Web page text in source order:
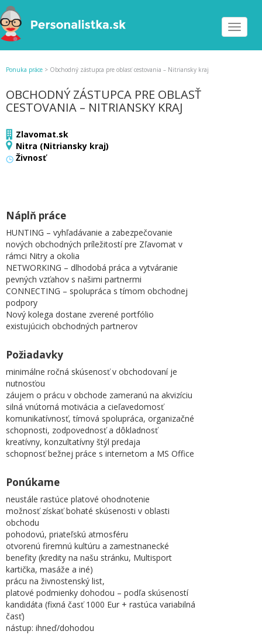
Toggle
Ponuka práce > Obchodný zástupca pre oblasť cestovania – Nitriansky kraj
OBCHODNÝ ZÁSTUPCA PRE OBLASŤ
CESTOVANIA – NITRIANSKY KRAJ
Zlavomat.sk
Nitra (Nitriansky kraj)
Živnosť
Náplň práce
HUNTING – vyhľadávanie a zabezpečovanie
nových obchodných príležitostí pre Zľavomat v
rámci Nitry a okolia
NETWORKING – dlhodobá práca a vytváranie
pevných vzťahov s našimi partnermi
CONNECTING – spolupráca s tímom obchodnej
podpory
Nový kolega dostane zverené portfólio
existujúcich obchodných partnerov
Požiadavky
minimálne ročná skúsenosť v obchodovaní je
nutnosťou
záujem o prácu v obchode zameranú na akvizíciu
silná vnútorná motivácia a cieľavedomosť
komunikatívnosť, tímová spolupráca, organizačné
schopnosti, zodpovednosť a dôkladnosť
kreatívny, konzultatívny štýl predaja
schopnosť bežnej práce s internetom a MS Office
Ponúkame
neustále rastúce platové ohodnotenie
možnosť získať bohaté skúsenosti v oblasti
obchodu
pohodovú, priateľskú atmosféru
otvorenú firemnú kultúru a zamestnanecké
benefity (kredity na našu stránku, Multisport
kartička, masáže a iné)
prácu na živnostenský list,
platové podmienky dohodou – podľa skúseností
kandidáta (fixná časť 1000 Eur + rastúca variabilná
časť)
nástup: ihneď/dohodou